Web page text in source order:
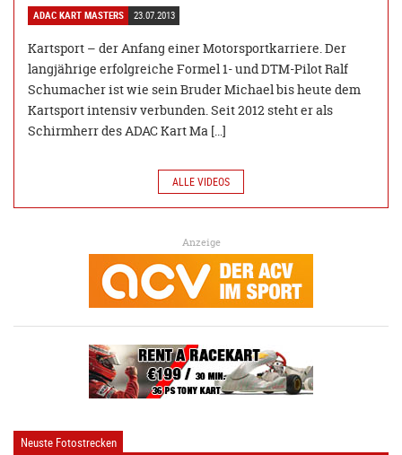
ADAC KART MASTERS 23.07.2013
Kartsport – der Anfang einer Motorsportkarriere. Der
langjährige erfolgreiche Formel 1- und DTM-Pilot Ralf
Schumacher ist wie sein Bruder Michael bis heute dem
Kartsport intensiv verbunden. Seit 2012 steht er als
Schirmherr des ADAC Kart Ma […]
ALLE VIDEOS
Anzeige
Neuste Fotostrecken